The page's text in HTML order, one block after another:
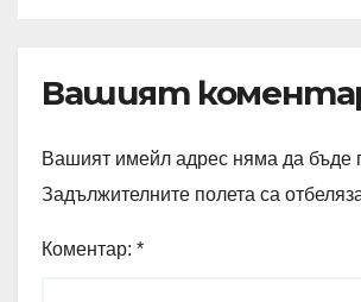
Вашият
Вашият имейл адрес няма да бъде
Задължителните полета са
Коментар: *